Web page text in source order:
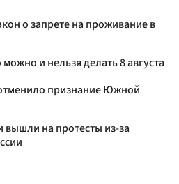
о запрете на проживание в
и нельзя делать 8 августа
признание Южной
на протесты из-за